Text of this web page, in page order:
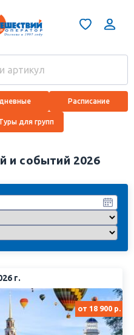
Расписание
для групп
и событий 2026
г.
от 18 900 р.